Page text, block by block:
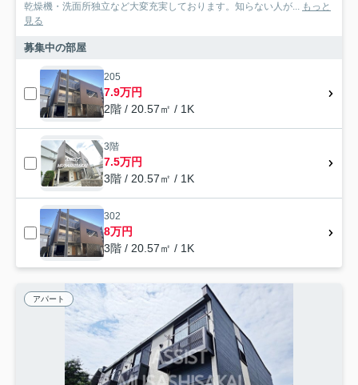
乾燥機・洗面所独立など大変充実しております。知らない人が... もっと
見る
募集中の部屋
205
7.9万円
2階 / 20.57㎡ / 1K
3階
7.5万円
3階 / 20.57㎡ / 1K
302
8万円
3階 / 20.57㎡ / 1K
アパート